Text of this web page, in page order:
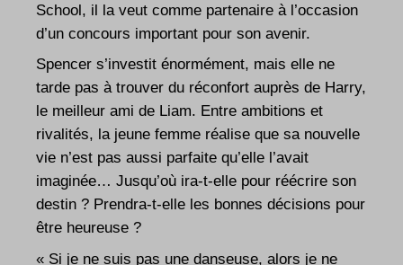
School, il la veut comme partenaire à l’occasion
d’un concours important pour son avenir.
Spencer s’investit énormément, mais elle ne
tarde pas à trouver du réconfort auprès de Harry,
le meilleur ami de Liam. Entre ambitions et
rivalités, la jeune femme réalise que sa nouvelle
vie n’est pas aussi parfaite qu’elle l’avait
imaginée… Jusqu’où ira-t-elle pour réécrire son
destin ? Prendra-t-elle les bonnes décisions pour
être heureuse ?
« Si je ne suis pas une danseuse, alors je ne